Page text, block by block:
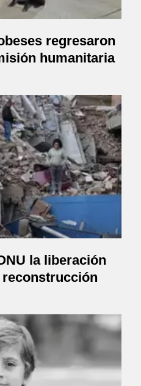
regresaron
humanitaria
la liberación